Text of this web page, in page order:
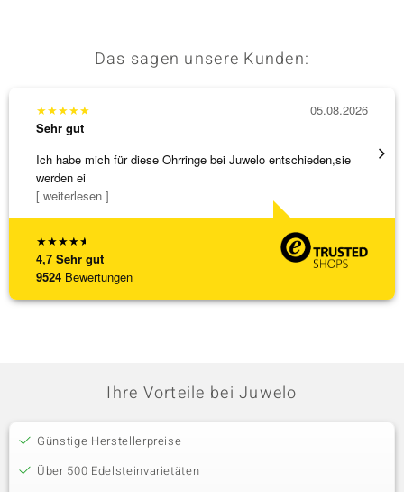
Das sagen unsere Kunden:
★★★★★
4,7 Sehr gut
9524 Bewertungen
★★★★★
Sehr gut
Ich habe mich für diese Ohrringe bei Juwelo entschieden,sie
werden ei
[ weiterlesen ]
05.08.2026
Ihre Vorteile bei Juwelo
Günstige Herstellerpreise
Über 500 Edelsteinvarietäten